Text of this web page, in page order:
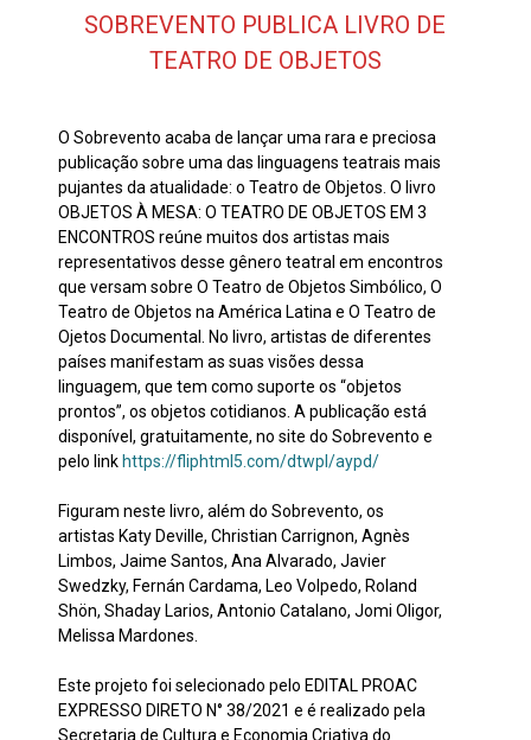
SOBREVENTO PUBLICA LIVRO DE
TEATRO DE OBJETOS
O Sobrevento acaba de lançar uma rara e preciosa
publicação sobre uma das linguagens teatrais mais
pujantes da atualidade: o Teatro de Objetos. O livro
OBJETOS À MESA: O TEATRO DE OBJETOS EM 3
ENCONTROS reúne muitos dos artistas mais
representativos desse gênero teatral em encontros
que versam sobre O Teatro de Objetos Simbólico, O
Teatro de Objetos na América Latina e O Teatro de
Ojetos Documental. No livro, artistas de diferentes
países manifestam as suas visões dessa
linguagem, que tem como suporte os “objetos
prontos”, os objetos cotidianos. A publicação está
disponível, gratuitamente, no site do Sobrevento e
pelo link https://fliphtml5.com/dtwpl/aypd/
Figuram neste livro, além do Sobrevento, os
artistas Katy Deville, Christian Carrignon, Agnès
Limbos, Jaime Santos, Ana Alvarado, Javier
Swedzky, Fernán Cardama, Leo Volpedo, Roland
Shön, Shaday Larios, Antonio Catalano, Jomi Oligor,
Melissa Mardones.
Este projeto foi selecionado pelo EDITAL PROAC
EXPRESSO DIRETO N° 38/2021 e é realizado pela
Secretaria de Cultura e Economia Criativa do